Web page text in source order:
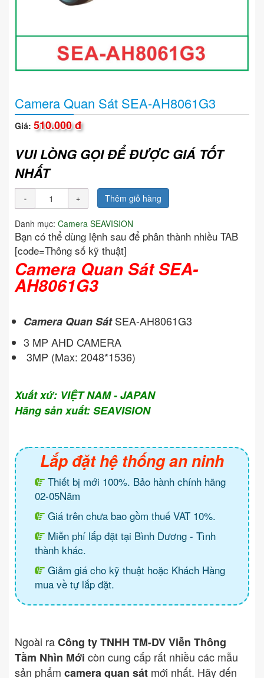
Camera Quan Sát SEA-AH8061G3
Giá: 510.000 đ
VUI LÒNG GỌI ĐỂ ĐƯỢC GIÁ TỐT
NHẤT
Thêm giỏ hàng
Danh mục: Camera SEAVISION
Bạn có thể dùng lệnh sau để phân thành nhiều TAB
[code=Thông số kỹ thuật]
Camera Quan Sát SEA-
AH8061G3
Camera Quan SátSEA-AH8061G3
3 MP AHD CAMERA
3MP (Max: 2048*1536)
Xuất xứ: VIỆT NAM - JAPAN
Hãng sản xuất: SEAVISION
Lắp đặt hệ thống an ninh
Thiết bị mới 100%. Bảo hành chính hãng
02-05Năm
Giá trên chưa bao gồm thuế VAT 10%.
Miễn phí lắp đặt tại Bình Dương - Tình
thành khác.
Giảm giá cho kỹ thuật hoặc Khách Hàng
mua về tự lắp đặt.
Ngoài raCông ty TNHH TM-DV Viễn Thông
Tầm Nhìn Mới còn cung cấp rất nhiều các mẫu
sản phẩm camera quan sát mới nhất. Hãy đến